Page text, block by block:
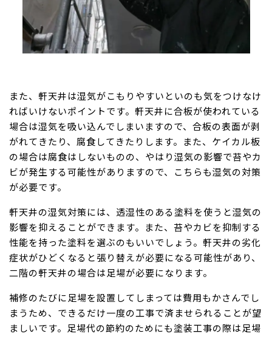
また、軒天井は湿気がこもりやすいといのも気をつけなけ
ればいけないポイントです。軒天井に合板が使われている
場合は湿気を吸い込んでしまいますので、合板の表面が剥
がれてきたり、腐食してきたりします。また、ケイカル板
の場合は腐食はしないものの、やはり湿気の影響で苔やカ
ビが発生する可能性がありますので、こちらも湿気の対策
が必要です。
軒天井の湿気対策には、透湿性のある塗料を使うと湿気の
影響を抑えることができます。また、苔やカビを抑制する
性能を持った塗料を選ぶのもいいでしょう。軒天井の劣化
症状がひどくなると張り替えが必要になる可能性があり、
二階の軒天井の場合は足場が必要になります。
補修のたびに足場を設置してしまっては費用もかさんでし
まうため、できるだけ一度の工事で済ませられることが望
ましいです。足場代の節約のためにも塗装工事の際は足場